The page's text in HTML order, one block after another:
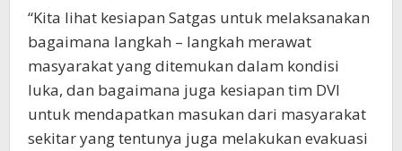
“Kita lihat kesiapan Satgas untuk melaksanakan
bagaimana langkah – langkah merawat
masyarakat yang ditemukan dalam kondisi
luka, dan bagaimana juga kesiapan tim DVI
untuk mendapatkan masukan dari masyarakat
sekitar yang tentunya juga melakukan evakuasi